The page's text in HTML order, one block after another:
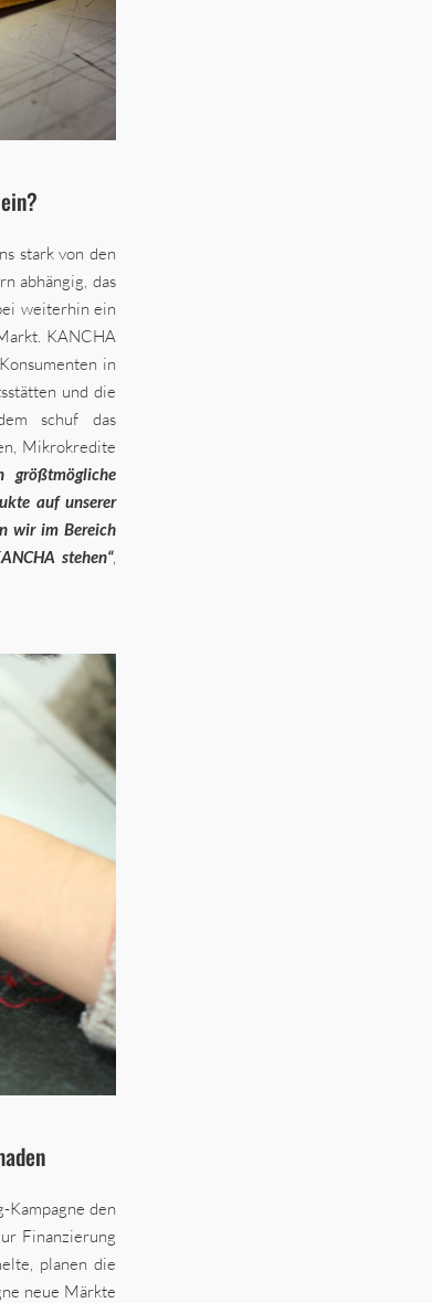
stark von den
abhängig, das
weiterhin ein
KANCHA
in
und die
schuf das
Mikrokredite
größtmögliche
auf unserer
wir im Bereich
stehen“,
den
Finanzierung
planen die
neue Märkte